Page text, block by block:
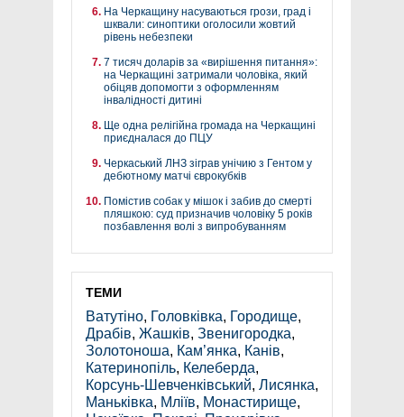
На Черкащину насуваються грози, град і
шквали: синоптики оголосили жовтий
рівень небезпеки
7 тисяч доларів за «вирішення питання»:
на Черкащині затримали чоловіка, який
обіцяв допомогти з оформленням
інвалідності дитині
Ще одна релігійна громада на Черкащині
приєдналася до ПЦУ
Черкаський ЛНЗ зіграв унічию з Гентом у
дебютному матчі єврокубків
Помістив собак у мішок і забив до смерті
пляшкою: суд призначив чоловіку 5 років
позбавлення волі з випробуванням
ТЕМИ
Ватутіно, Головківка, Городище,
Драбів, Жашків, Звенигородка,
Золотоноша, Кам’янка, Канів,
Катеринопіль, Келеберда,
Корсунь-Шевченківський, Лисянка,
Маньківка, Мліїв, Монастирище,